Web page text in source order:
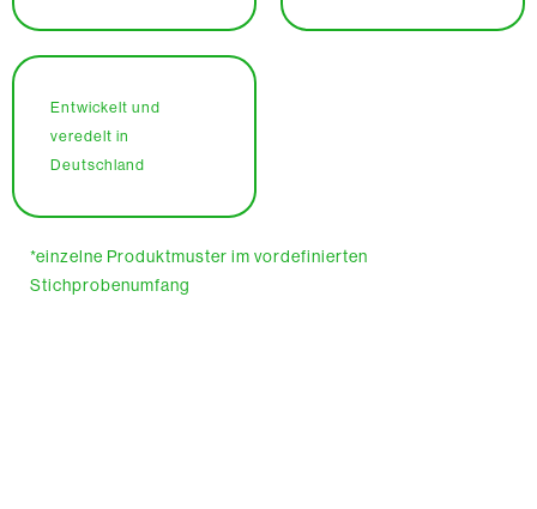
Entwickelt und
veredelt in
Deutschland
*einzelne Produktmuster im vordefinierten
Stichprobenumfang